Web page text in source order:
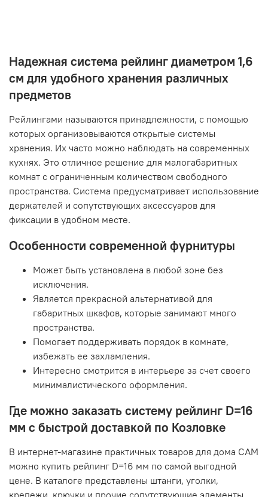
Надежная система рейлинг диаметром 1,6
см для удобного хранения различных
предметов
Рейлингами называются принадлежности, с помощью
которых организовываются открытые системы
хранения. Их часто можно наблюдать на современных
кухнях. Это отличное решение для малогабаритных
комнат с ограниченным количеством свободного
пространства. Система предусматривает использование
держателей и сопутствующих аксессуаров для
фиксации в удобном месте.
Особенности современной фурнитуры
Может быть установлена в любой зоне без
исключения.
Является прекрасной альтернативой для
габаритных шкафов, которые занимают много
пространства.
Помогает поддерживать порядок в комнате,
избежать ее захламления.
Интересно смотрится в интерьере за счет своего
минималистического оформления.
Где можно заказать систему рейлинг D=16
мм с быстрой доставкой по Козловке
В интернет-магазине практичных товаров для дома САМ
можно купить рейлинг D=16 мм по самой выгодной
цене. В каталоге представлены штанги, уголки,
крепежи, крючки и прочие сопутствующие элементы,